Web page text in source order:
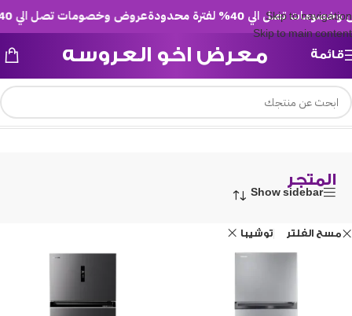
Skip to navigation
Skip to main content
عروض وخصومات تصل الي 40% لفترة محدودة تصل الي 40% لفترة محدودة
قائمة معرض اخو العروسه
الرئيسية/المتجر
المتجر
Show sidebar
مسح الفلتر توشيبا